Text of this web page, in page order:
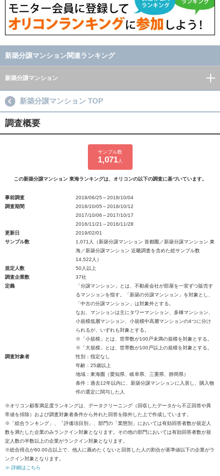
新築分譲マンション関連ランキング
新築分譲マンション
新築分譲マンション TOP
調査概要
サンプル数
1,071人
この新築分譲マンション 東海ランキングは、オリコンの以下の調査に基づいています。
事前調査
2018/06/25～2018/10/04
調査期間
2018/10/05～2018/10/12
2017/10/06～2017/10/17
2016/11/21～2016/11/28
更新日
2019/02/01
サンプル数
1,071人（新築分譲マンション 首都圏／新築分譲マンション 東
海／新築分譲マンション 近畿調査を含めた総サンプル数
14,522人）
規定人数
50人以上
調査企業数
37社
定義
「分譲マンション」とは、不動産会社が部屋を一室ずつ販売す
るマンションを指す。「新築の分譲マンション」を対象とし、
「中古の分譲マンション」は対象外とする。
なお、マンションは主にタワーマンション、多棟マンション、
小規模低層マンション、小規模中高層マンションの4つに分け
られるが、いずれも対象とする。
※「小規模」とは、世帯数が100戸未満の規模を対象とする。
※「大規模」とは、世帯数が100戸以上の規模を対象とする。
調査対象者
性別：指定なし
年齢：25歳以上
地域：東海圏（愛知県、岐阜県、三重県、静岡県）
条件：過去12年以内に、新築分譲マンションに入居し、購入物
件の選定に関与した人
※オリコン顧客満足度ランキングは、データクリーニング（回収したデータから不正回答や異
常値を排除）および調査対象者条件から外れた回答を除外した上で作成しています。
※「総合ランキング」、「評価項目別」、部門の「業態別」においては有効回答者数が規定人
数を満たした企業のみランクイン対象となります。その他の部門においては有効回答者数が規
定人数の半数以上の企業がランクイン対象となります。
※総合得点が60.00点以上で、他人に薦めたくないと回答した人の割合が基準値以下の企業がラ
ンクイン対象となります。
≫ 詳細はこちら